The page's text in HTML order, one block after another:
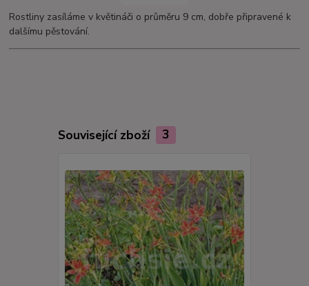
Rostliny zasíláme v květináči o průměru 9 cm, dobře připravené k
dalšímu pěstování.
Související zboží 3